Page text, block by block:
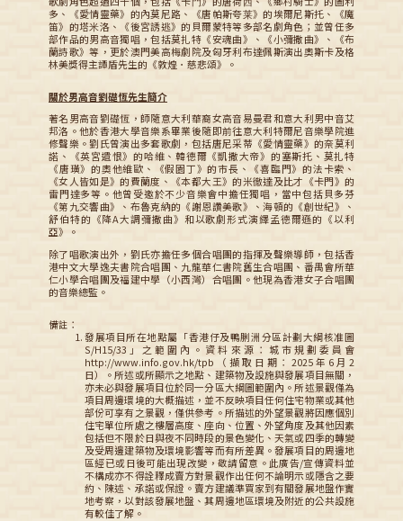
多、《愛情靈藥》的內莫尼路、《唐帕斯夸莱》的埃爾尼斯托、《魔
笛》的塔⽶洛、《後宮誘逃》的貝爾蒙特等多部名劇角色；並曾任多
部作品的男高音獨唱，包括莫扎特《安魂曲》、《小彌撒曲》、《布
蘭詩歌》等，更於澳門美高梅劇院及匈牙利布達佩斯演出奧斯卡及格
林美獎得主譚盾先生的《敦煌．慈悲頌》。
關於男高音劉礎恆先生簡介
著名男高音劉礎恆，師隨意大利華裔女高音易曼君和意大利男中音艾
邦洛。他於香港大學音樂系畢業後隨即前往意大利特爾尼音樂學院進
修聲樂。劉氏曾演出多套歌劇，包括唐尼采蒂《愛情靈藥》的奈莫利
諾、《英宮遺恨》的哈維、韓德爾《凱撒大帝》的塞斯托、莫扎特
《唐璜》的奧他維歐、《假園丁》的市長、《喜臨門》的法卡索、
《女人皆如是》的費蘭度、《本都大王》的米徹達及比才《卡門》的
雷門達多等。他曾受邀於不少音樂會中擔任獨唱，當中包括貝多芬
《第九交響曲》、布魯克納的《謝恩讚美歌》、海頓的《創世紀》、
舒伯特的《降A大調彌撒曲》和以歌劇形式演繹孟德爾遜的《以利
亞》。
除了唱歌演出外，劉氏亦擔任多個合唱團的指揮及聲樂導師，包括香
港中文大學逸夫書院合唱團、九龍華仁書院舊生合唱團、番禺會所華
仁小學合唱團及福建中學（小西灣）合唱團。他現為香港女子合唱團
的音樂總監。
備註：
發展項目所在地點屬「香港仔及鴨脷洲分區計劃大綱核准圖
S/H15/33」之範圍內。資料來源：城市規劃委員會
http://www.info.gov.hk/tpb（擷取日期：2025年6月2
日）。所述或所顯示之地點、建築物及設施與發展項目無關，
亦未必與發展項目位於同一分區大綱圖範圍內。所述景觀僅為
項目周邊環境的大概描述，並不反映項目任何住宅物業或其他
部份可享有之景觀，僅供參考。所描述的外望景觀將因應個別
住宅單位所處之樓層高度、座向、位置、外望角度及其他因素
包括但不限於日與夜不同時段的景色變化、天氣或四季的轉變
及受周邊建築物及環境影響等而有所差異。發展項目的周邊地
區經已或日後可能出現改變，敬請留意。此廣告/宣傳資料並
不構成亦不得詮釋成賣方對景觀作出任何不論明示或隱含之要
約、陳述、承諾或保證。賣方建議準買家到有關發展地盤作實
地考察，以對該發展地盤、其周邊地區環境及附近的公共設施
有較佳了解。